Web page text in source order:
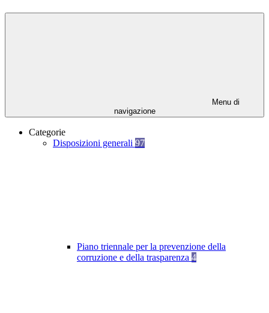
Menu di
navigazione
Categorie
Disposizioni generali 97
Piano triennale per la prevenzione della
corruzione e della trasparenza 4